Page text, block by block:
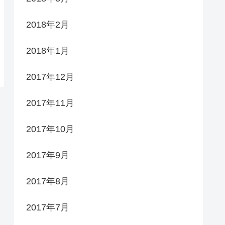
2018年2月
2018年1月
2017年12月
2017年11月
2017年10月
2017年9月
2017年8月
2017年7月